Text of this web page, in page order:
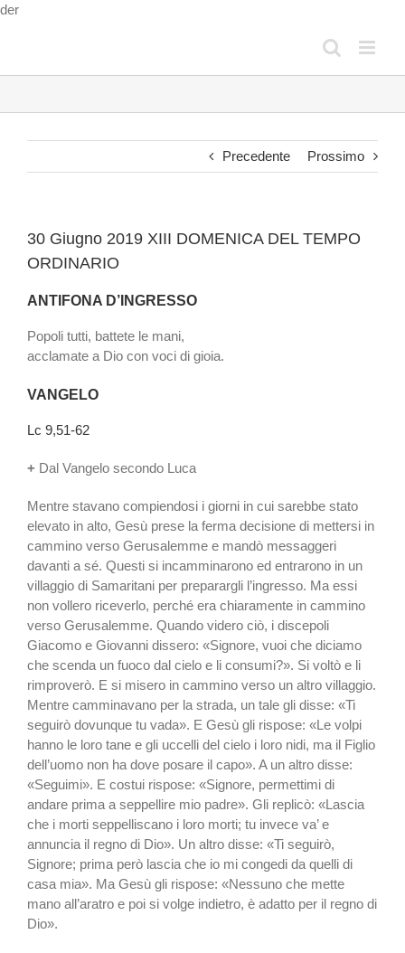
derSalta
Precedente Prossimo
30 Giugno 2019 XIII DOMENICA DEL TEMPO
ORDINARIO
ANTIFONA D’INGRESSO
Popoli tutti, battete le mani,
acclamate a Dio con voci di gioia.
VANGELO
Lc 9,51-62
+ Dal Vangelo secondo Luca
Mentre stavano compiendosi i giorni in cui sarebbe stato
elevato in alto, Gesù prese la ferma decisione di mettersi in
cammino verso Gerusalemme e mandò messaggeri
davanti a sé. Questi si incamminarono ed entrarono in un
villaggio di Samaritani per preparargli l’ingresso. Ma essi
non vollero riceverlo, perché era chiaramente in cammino
verso Gerusalemme. Quando videro ciò, i discepoli
Giacomo e Giovanni dissero: «Signore, vuoi che diciamo
che scenda un fuoco dal cielo e li consumi?». Si voltò e li
rimproverò. E si misero in cammino verso un altro villaggio.
Mentre camminavano per la strada, un tale gli disse: «Ti
seguirò dovunque tu vada». E Gesù gli rispose: «Le volpi
hanno le loro tane e gli uccelli del cielo i loro nidi, ma il Figlio
dell’uomo non ha dove posare il capo». A un altro disse:
«Seguimi». E costui rispose: «Signore, permettimi di
andare prima a seppellire mio padre». Gli replicò: «Lascia
che i morti seppelliscano i loro morti; tu invece va’ e
annuncia il regno di Dio». Un altro disse: «Ti seguirò,
Signore; prima però lascia che io mi congedi da quelli di
casa mia». Ma Gesù gli rispose: «Nessuno che mette
mano all’aratro e poi si volge indietro, è adatto per il regno di
Dio».